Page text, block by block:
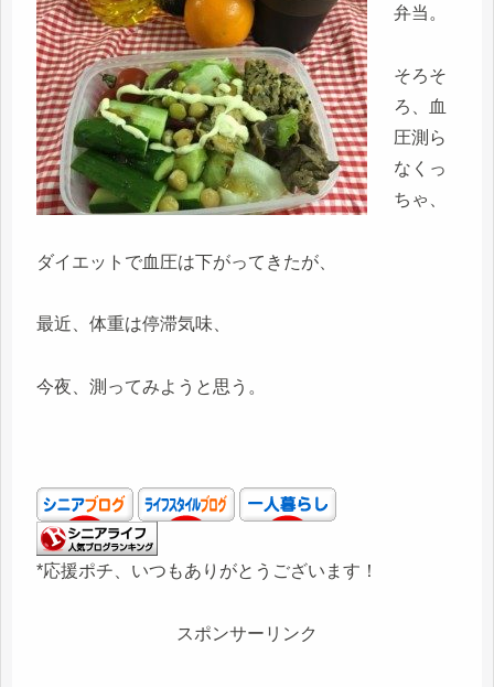
弁当。
そろそ
ろ、血
圧測ら
なくっ
ちゃ、
ダイエットで血圧は下がってきたが、
最近、体重は停滞気味、
今夜、測ってみようと思う。
*応援ポチ、いつもありがとうございます！
スポンサーリンク